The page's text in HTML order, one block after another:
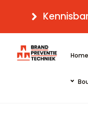
content
Home